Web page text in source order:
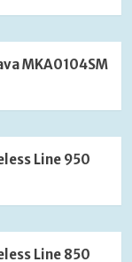
MKA0104SM
Line 950
Line 850